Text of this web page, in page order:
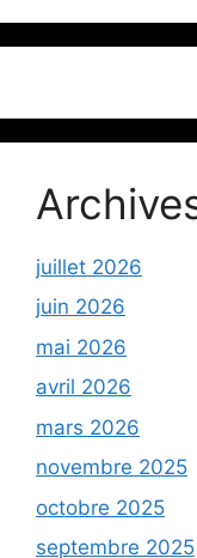
juillet 2026
juin 2026
mai 2026
avril 2026
mars 2026
novembre 2025
octobre 2025
septembre 2025